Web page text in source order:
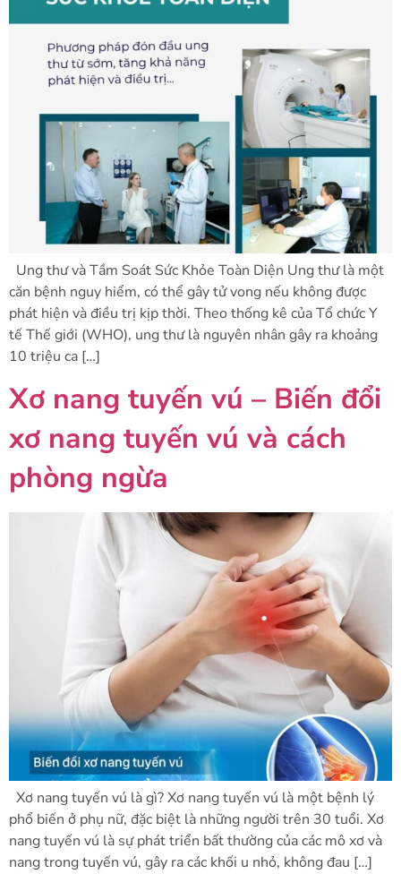
Ung thư và Tầm Soát Sức Khỏe Toàn Diện Ung thư là một
căn bệnh nguy hiểm, có thể gây tử vong nếu không được
phát hiện và điều trị kịp thời. Theo thống kê của Tổ chức Y
tế Thế giới (WHO), ung thư là nguyên nhân gây ra khoảng
10 triệu ca […]
Xơ nang tuyến vú – Biến đổi
xơ nang tuyến vú và cách
phòng ngừa
Xơ nang tuyến vú là gì? Xơ nang tuyến vú là một bệnh lý
phổ biến ở phụ nữ, đặc biệt là những người trên 30 tuổi. Xơ
nang tuyến vú là sự phát triển bất thường của các mô xơ và
nang trong tuyến vú, gây ra các khối u nhỏ, không đau […]